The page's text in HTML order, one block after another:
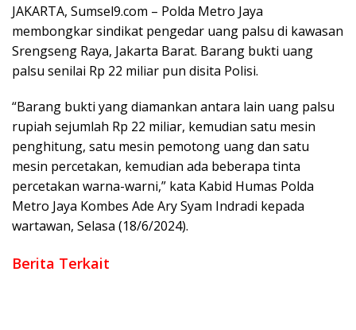
JAKARTA, Sumsel9.com – Polda Metro Jaya
membongkar sindikat pengedar uang palsu di kawasan
Srengseng Raya, Jakarta Barat. Barang bukti uang
palsu senilai Rp 22 miliar pun disita Polisi.
“Barang bukti yang diamankan antara lain uang palsu
rupiah sejumlah Rp 22 miliar, kemudian satu mesin
penghitung, satu mesin pemotong uang dan satu
mesin percetakan, kemudian ada beberapa tinta
percetakan warna-warni,” kata Kabid Humas Polda
Metro Jaya Kombes Ade Ary Syam Indradi kepada
wartawan, Selasa (18/6/2024).
Berita Terkait